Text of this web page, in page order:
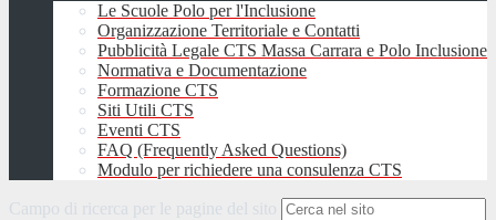
Le Scuole Polo per l'Inclusione
Organizzazione Territoriale e Contatti
Pubblicità Legale CTS Massa Carrara e Polo Inclusione
Normativa e Documentazione
Formazione CTS
Siti Utili CTS
Eventi CTS
FAQ (Frequently Asked Questions)
Modulo per richiedere una consulenza CTS
Campo di ricerca per le pagine del sito